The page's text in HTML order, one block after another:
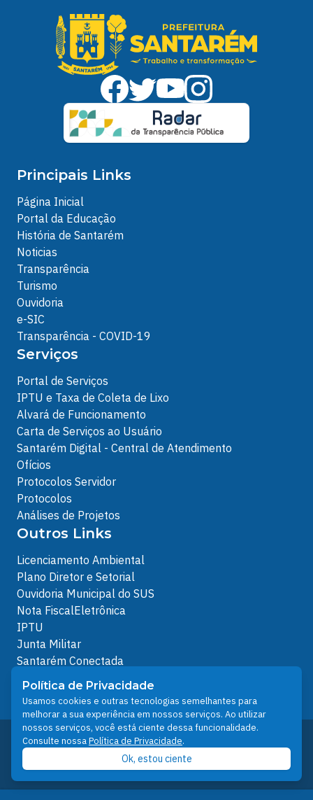
Principais Links
Página Inicial
Portal da Educação
História de Santarém
Noticias
Transparência
Turismo
Ouvidoria
e-SIC
Transparência - COVID-19
Serviços
Portal de Serviços
IPTU e Taxa de Coleta de Lixo
Alvará de Funcionamento
Carta de Serviços ao Usuário
Santarém Digital - Central de Atendimento
Ofícios
Protocolos Servidor
Protocolos
Análises de Projetos
Outros Links
Licenciamento Ambiental
Plano Diretor e Setorial
Ouvidoria Municipal do SUS
Nota FiscalEletrônica
IPTU
Junta Militar
Santarém Conectada
Política de Privacidade
People illustrations by Storyset
Desenvolvido pelo Núcleo Técnico de Gestão de
Tecnologia da Informação - NTI
Prefeitura de Santarém © 2026
Política de Privacidade
Usamos cookies e outras tecnologias semelhantes para
melhorar a sua experiência em nossos serviços. Ao utilizar
nossos serviços, você está ciente dessa funcionalidade.
Consulte nossaPolítica de Privacidade.
Ok, estou ciente